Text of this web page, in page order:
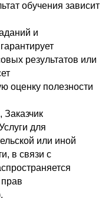
обучения зависит
и
результатов или
оценку полезности
для
или иной
в связи с